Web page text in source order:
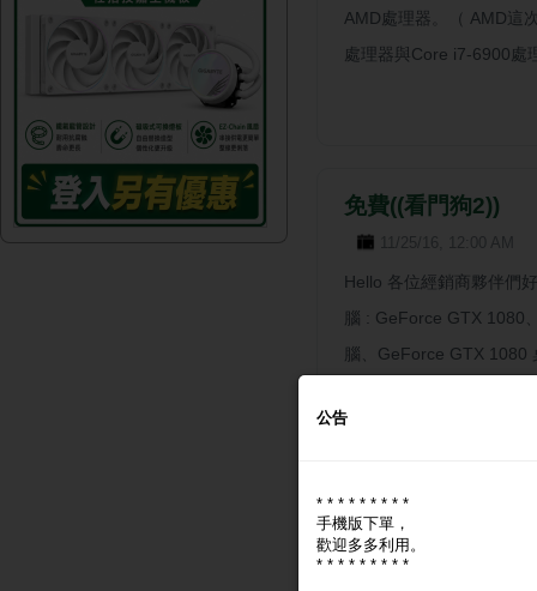
AMD處理器。（ AMD這
處理器與Core i7-6900處
免費((看門狗2))
11/25/16, 12:00 AM
Hello 各位經銷商夥伴們
腦 : GeForce GTX
腦、GeForce GTX
NVIDIA GTX
公告
* * * * * * * * *
手機版下單，
歡迎多多利用。
* * * * * * * * *